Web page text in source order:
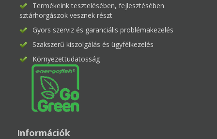
Termékeink tesztelésében, fejlesztésében
sztárhorgászok vesznek részt
Gyors szerviz és garanciális problémakezelés
Szakszerű kiszolgálás és ügyfélkezelés
Környezettudatosság
Információk